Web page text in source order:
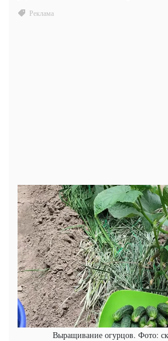
Выращивание огурцов. Фото: